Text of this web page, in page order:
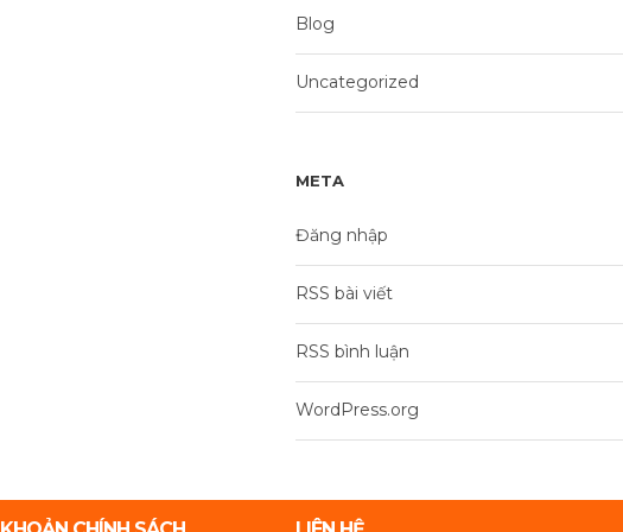
Blog
Uncategorized
META
Đăng nhập
RSS bài viết
RSS bình luận
WordPress.org